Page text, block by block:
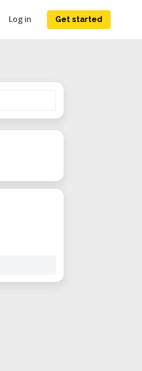
Log in Get started